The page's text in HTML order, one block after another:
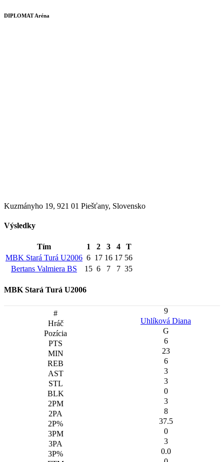
DIPLOMAT Aréna
Kuzmányho 19, 921 01 Piešťany, Slovensko
Výsledky
Tím 1 2 3 4
T
MBK Stará Turá U2006 6 17 16 17 56
Bertans Valmiera BS
15 6 7 7 35
MBK Stará Turá U2006
9
Uhlíková Diana
G
6
23
6
3
3
0
3
8
37.5
0
3
0.0